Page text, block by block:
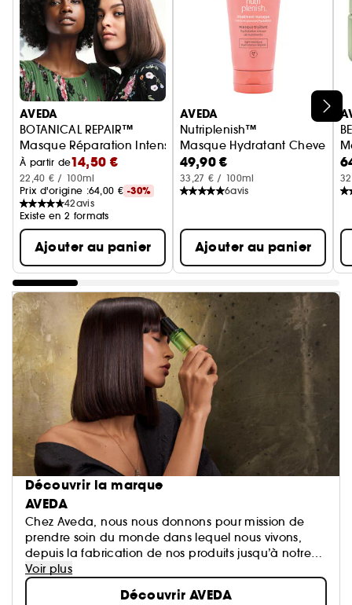
Ignorer le carrousel produits
AVEDA
BOTANICAL REPAIR™
Masque Réparation Intense cheveux normaux à épais
À partir de14,50 €
22,40 € / 100ml
Prix d'origine :64,00 € -30%
42avis
Existe en 2 formats
Ajouter au panier
AVEDA
Nutriplenish™
Masque Hydratant Cheveux
49,90 €
33,27 € / 100ml
6avis
Ajouter au panier
Découvrir la marque
AVEDA
Chez Aveda, nous nous donnons pour mission de
prendre soin du monde dans lequel nous vivons,
depuis la fabrication de nos produits jusqu’à notre
manière de rendre à la société une partie de ce que
nous en avons reçu.
Voir plus
Découvrir AVEDA